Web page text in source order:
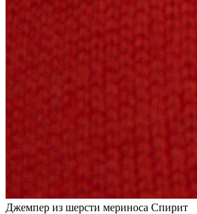
Джемпер из шерсти мериноса Спирит